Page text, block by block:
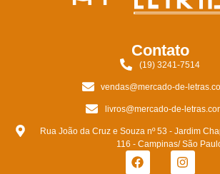
Contato
(19) 3241-7514
vendas@mercado-de-
livros@mercado-de-
Rua João da Cruz e Souza nº 53 - Jardim
116 - Campinas/ São